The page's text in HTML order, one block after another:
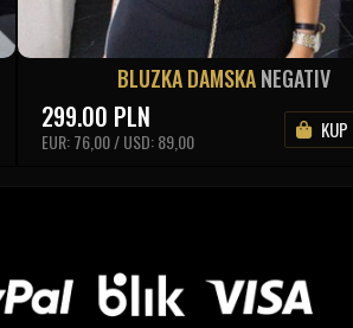
BLUZKA DAMSKANEGATIV
299.00 PLN
EUR: 76,00 / USD: 89,00